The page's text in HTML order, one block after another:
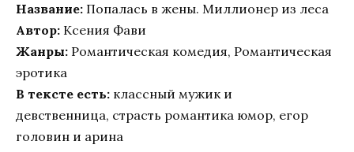
Название: Попалась в жены. Миллионер из леса
Автор: Ксения Фави
Жанры: Романтическая комедия, Романтическая
эротика
В тексте есть: классный мужик и
девственница, страсть романтика юмор, егор
головин и арина